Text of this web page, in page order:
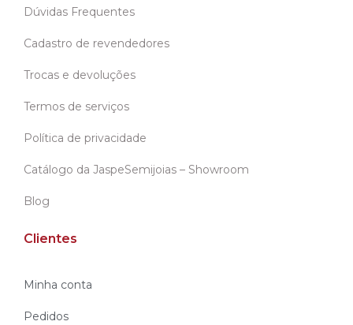
Dúvidas Frequentes
Cadastro de revendedores
Trocas e devoluções
Termos de serviços
Política de privacidade
Catálogo da JaspeSemijoias – Showroom
Blog
Clientes
Minha conta
Pedidos